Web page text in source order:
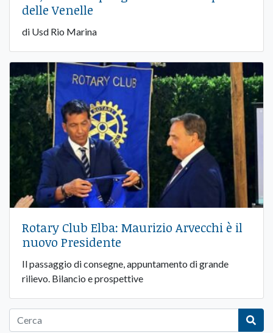
delle Venelle
di Usd Rio Marina
Rotary Club Elba: Maurizio Arvecchi è il
nuovo Presidente
Il passaggio di consegne, appuntamento di grande
rilievo. Bilancio e prospettive